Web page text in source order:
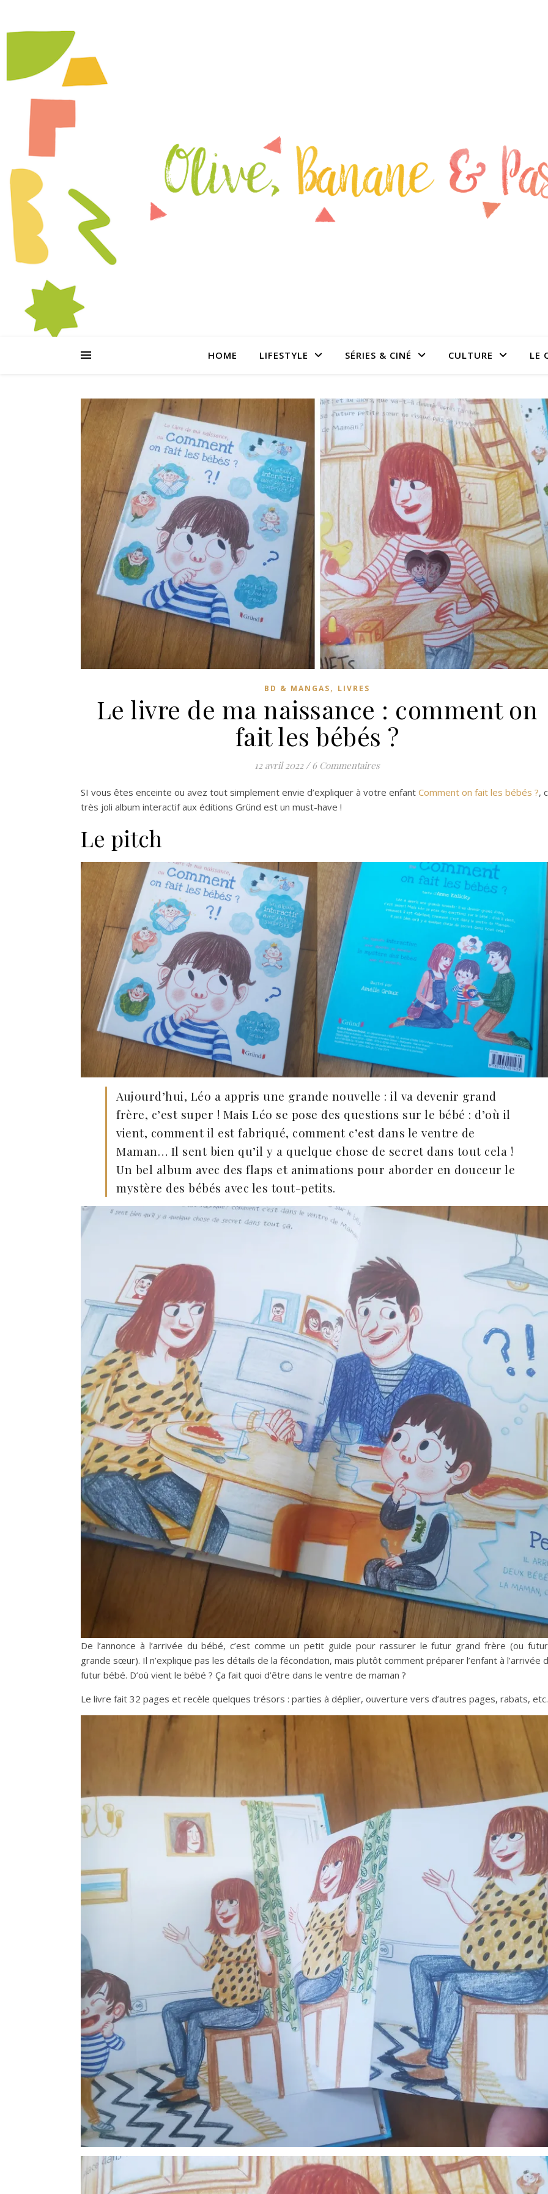
HOME LIFESTYLE SÉRIES & CINÉ CULTURE LE
BD & MANGAS, LIVRES
Le livre de ma naissance : comment on
fait les bébés ?
12 avril 2022 / 6 Commentaires
SI vous êtes enceinte ou avez tout simplement envie d’expliquer à votre enfant Comment on fait les bébés ?,
très joli album interactif aux éditions Gründ est un must-have !
Le pitch
Aujourd’hui, Léo a appris une grande nouvelle : il va devenir grand
frère, c’est super ! Mais Léo se pose des questions sur le bébé : d’où il
vient, comment il est fabriqué, comment c’est dans le ventre de
Maman… Il sent bien qu’il y a quelque chose de secret dans tout cela !
Un bel album avec des flaps et animations pour aborder en douceur le
mystère des bébés avec les tout-petits.
De l’annonce à l’arrivée du bébé, c’est comme un petit guide pour rassurer le futur grand frère (ou
grande sœur). Il n’explique pas les détails de la fécondation, mais plutôt comment préparer l’enfant à l’arrivée
futur bébé. D’où vient le bébé ? Ça fait quoi d’être dans le ventre de maman ?
Le livre fait 32 pages et recèle quelques trésors : parties à déplier, ouverture vers d’autres pages, rabats, etc.